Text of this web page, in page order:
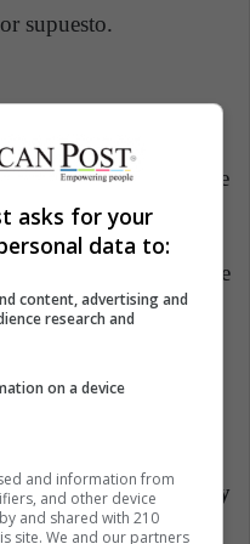
supuesto.
en Oporto sin
, un destino es que
Cultural de la
además de que
viajeros como una de
que sí o sí debes
hermosas fachadas
colores, así como
podrás disfrutar de
a la luz de las velas y
de las
asks for your
data to:
content, advertising and
research and
on a device
and information from
and other device
and shared with 210
site. We and our partners